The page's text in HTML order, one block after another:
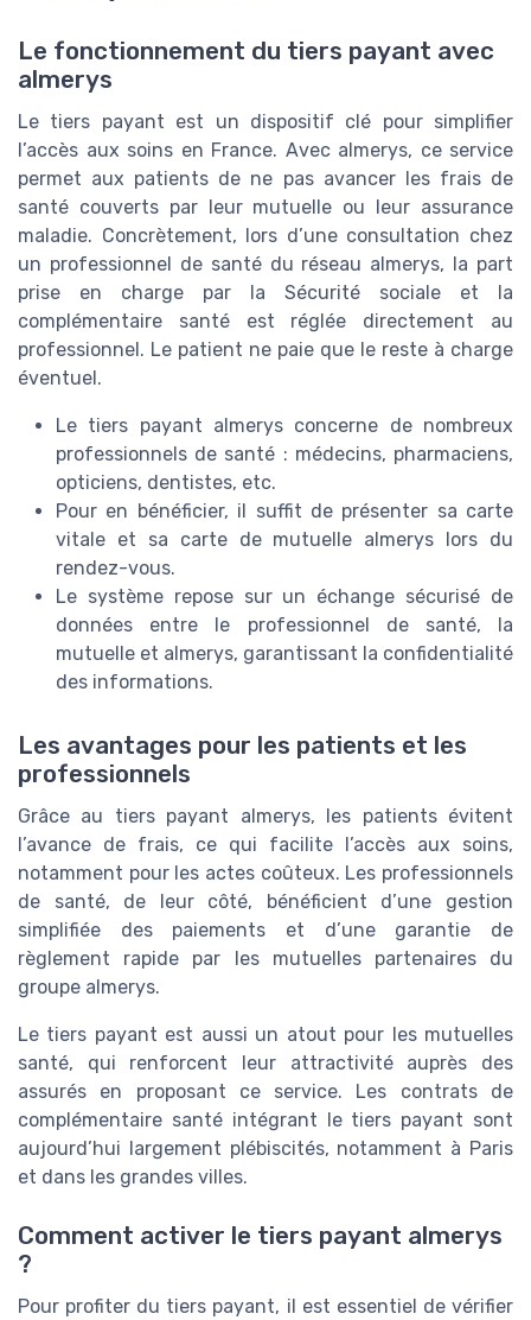
Le fonctionnement du tiers payant avec
almerys
Le tiers payant est un dispositif clé pour simplifier
l’accès aux soins en France. Avec almerys, ce service
permet aux patients de ne pas avancer les frais de
santé couverts par leur mutuelle ou leur assurance
maladie. Concrètement, lors d’une consultation chez
un professionnel de santé du réseau almerys, la part
prise en charge par la Sécurité sociale et la
complémentaire santé est réglée directement au
professionnel. Le patient ne paie que le reste à charge
éventuel.
Le tiers payant almerys concerne de nombreux
professionnels de santé : médecins, pharmaciens,
opticiens, dentistes, etc.
Pour en bénéficier, il suffit de présenter sa carte
vitale et sa carte de mutuelle almerys lors du
rendez-vous.
Le système repose sur un échange sécurisé de
données entre le professionnel de santé, la
mutuelle et almerys, garantissant la confidentialité
des informations.
Les avantages pour les patients et les
professionnels
Grâce au tiers payant almerys, les patients évitent
l’avance de frais, ce qui facilite l’accès aux soins,
notamment pour les actes coûteux. Les professionnels
de santé, de leur côté, bénéficient d’une gestion
simplifiée des paiements et d’une garantie de
règlement rapide par les mutuelles partenaires du
groupe almerys.
Le tiers payant est aussi un atout pour les mutuelles
santé, qui renforcent leur attractivité auprès des
assurés en proposant ce service. Les contrats de
complémentaire santé intégrant le tiers payant sont
aujourd’hui largement plébiscités, notamment à Paris
et dans les grandes villes.
Comment activer le tiers payant almerys
?
Pour profiter du tiers payant, il est essentiel de vérifier